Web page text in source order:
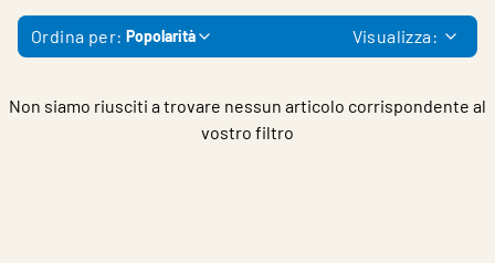
Download
Ordina per: Popolarità Visualizza:
Non siamo riusciti a trovare nessun articolo corrispondente al
vostro filtro